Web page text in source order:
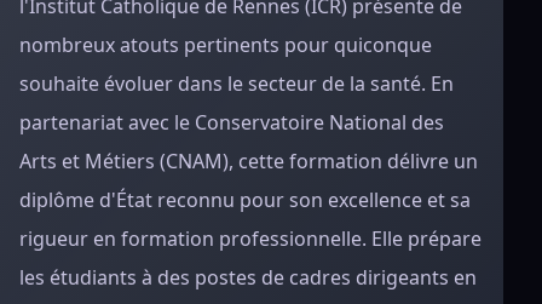
l'Institut Catholique de Rennes (ICR) présente de
nombreux atouts pertinents pour quiconque
souhaite évoluer dans le secteur de la santé. En
partenariat avec le Conservatoire National des
Arts et Métiers (CNAM), cette formation délivre un
diplôme d'État reconnu pour son excellence et sa
rigueur en formation professionnelle. Elle prépare
les étudiants à des postes de cadres dirigeants en